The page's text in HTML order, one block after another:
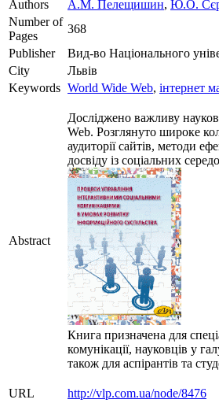
Authors
А.М. Пелещишин, Ю.О.
Number of
Pages
368
Publisher
Вид-во Національного
City
Львів
Keywords World Wide Web, інтернет
Abstract
Досліджено важливу
Web. Розглянуто широке
аудиторії сайтів, методи
досвіду із соціальних
Книга призначена для
комунікації, науковців у
також для аспірантів та
URL
http://vlp.com.ua/node/8476